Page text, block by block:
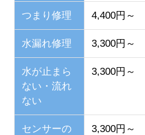
つまり修理 4,400円～
水漏れ修理 3,300円～
水が止まら
ない・流れ
ない
3,300円～
センサーの
3,300円～